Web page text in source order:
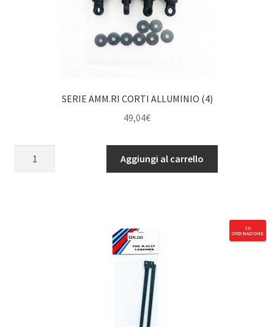
SERIE AMM.RI CORTI ALLUMINIO (4)
49,04€
Aggiungi al carrello
SU
ORDINAZIONE